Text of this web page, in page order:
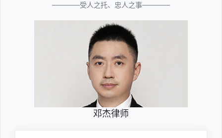
————受人之托、忠人之事————
邓杰律师